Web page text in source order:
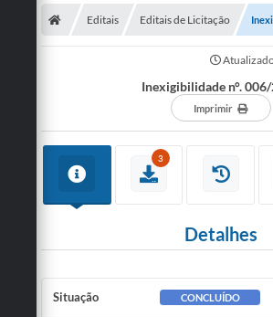
Editais Editais de Licitação
Inexigibilidade n°.
Imprimir
3
Detalhes
Situação CONCLUÍDO